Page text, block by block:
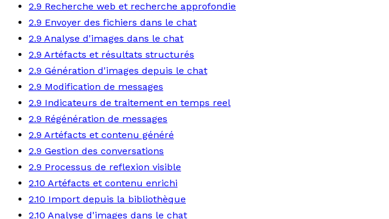
2.9 Recherche web et recherche approfondie
2.9 Envoyer des fichiers dans le chat
2.9 Analyse d'images dans le chat
2.9 Artéfacts et résultats structurés
2.9 Génération d'images depuis le chat
2.9 Modification de messages
2.9 Indicateurs de traitement en temps reel
2.9 Régénération de messages
2.9 Artéfacts et contenu généré
2.9 Gestion des conversations
2.9 Processus de reflexion visible
2.10 Artéfacts et contenu enrichi
2.10 Import depuis la bibliothèque
2.10 Analyse d'images dans le chat